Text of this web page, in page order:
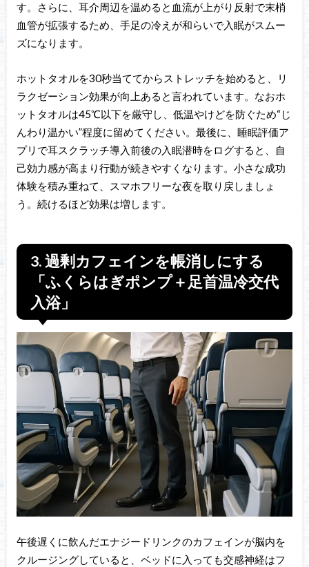
す。さらに、耳介周辺を温めると血流が上がり反射で末梢
血管が拡張するため、手足の冷えが和らいで入眠がスムー
ズになります。
ホットタオルを30秒当ててからストレッチを始めると、リ
ラクゼーション効果が向上あると言われています。なおホ
ットタオルは45℃以下を厳守し、低温やけどを防ぐため“じ
んわり温かい”程度に留めてください。最後に、睡眠評価ア
プリで耳スクラッチ導入前後の入眠潜時をログすると、自
己効力感が高まり行動が続きやすくなります。小さな成功
体験を積み重ねて、スマホフリーな夜を取り戻しましょ
う。続けるほど効果は増します。
3. 過剰カフェインを帳消しにする
「ふくらはぎポンプ＋足首温冷交代
入浴」
午後遅くに飲んだエナジードリンクのカフェインが脳内を
クルージングしていると、ベッドに入っても交感神経はフ